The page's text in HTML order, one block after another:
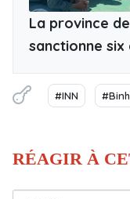
La province
sanctionne
#INN